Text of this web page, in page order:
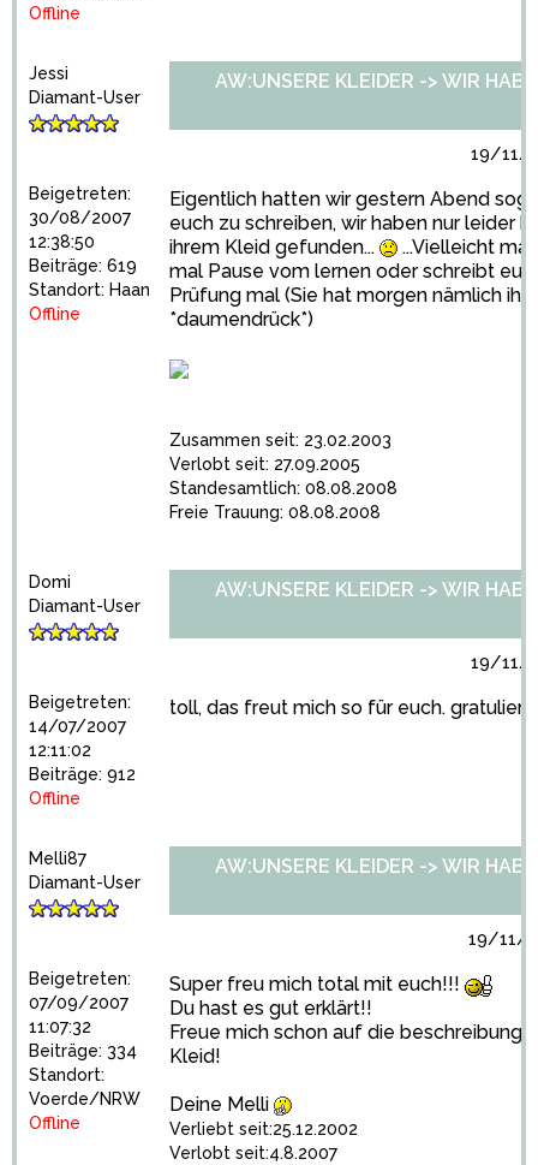
Offline
Jessi
Diamant-User
Beigetreten:
30/08/2007
12:38:50
Beiträge: 619
Standort: Haan
Offline
AW:UNSERE KLEIDER -> WIR
19/11/
Eigentlich hatten wir gestern Abend
euch zu schreiben, wir haben nur leider
ihrem Kleid gefunden...
...Vielleicht
mal Pause vom lernen oder schreibt
Prüfung mal (Sie hat morgen nämlich
*daumendrück*)
Zusammen seit: 23.02.2003
Verlobt seit: 27.09.2005
Standesamtlich: 08.08.2008
Freie Trauung: 08.08.2008
Domi
Diamant-User
Beigetreten:
14/07/2007
12:11:02
Beiträge: 912
Offline
AW:UNSERE KLEIDER -> WIR
19/11/
toll, das freut mich so für euch.
Melli87
Diamant-User
Beigetreten:
07/09/2007
11:07:32
Beiträge: 334
Standort:
Voerde/NRW
Offline
AW:UNSERE KLEIDER -> WIR
19/11/
Super freu mich total mit euch!!!
Du hast es gut erklärt!!
Freue mich schon auf die beschreibung
Kleid!
Deine Melli
Verliebt seit:25.12.2002
Verlobt seit:4.8.2007